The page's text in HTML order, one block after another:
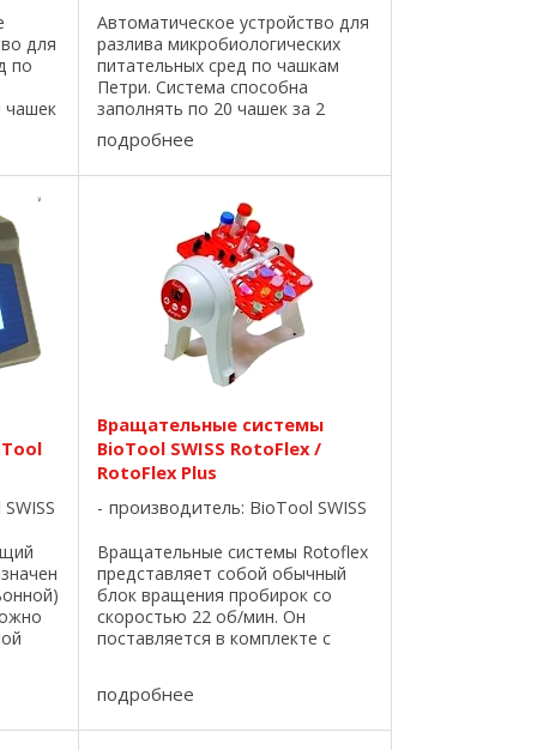
для
по
чашек
Автоматическое устройство для
разлива микробиологических
питательных сред по чашкам
Петри. Система способна
заполнять по 20 чашек за 2
минуты (270 – 350 чашек в час).
Возможно использование чашек
диаметром 60 или 90 мм. Чашки
подробнее
–
Вращательные системы
BioTool SWISS RotoFlex /
RotoFlex Plus
производитель: BioTool SWISS
Вращательные системы Rotoflex
представляет собой обычный
блок вращения пробирок со
скоростью 22 об/мин. Он
поставляется в комплекте с
пробирки, 0,2 мл ПЦР-пробирки,
0,5 мл пробирки и уникальные 5
подробнее